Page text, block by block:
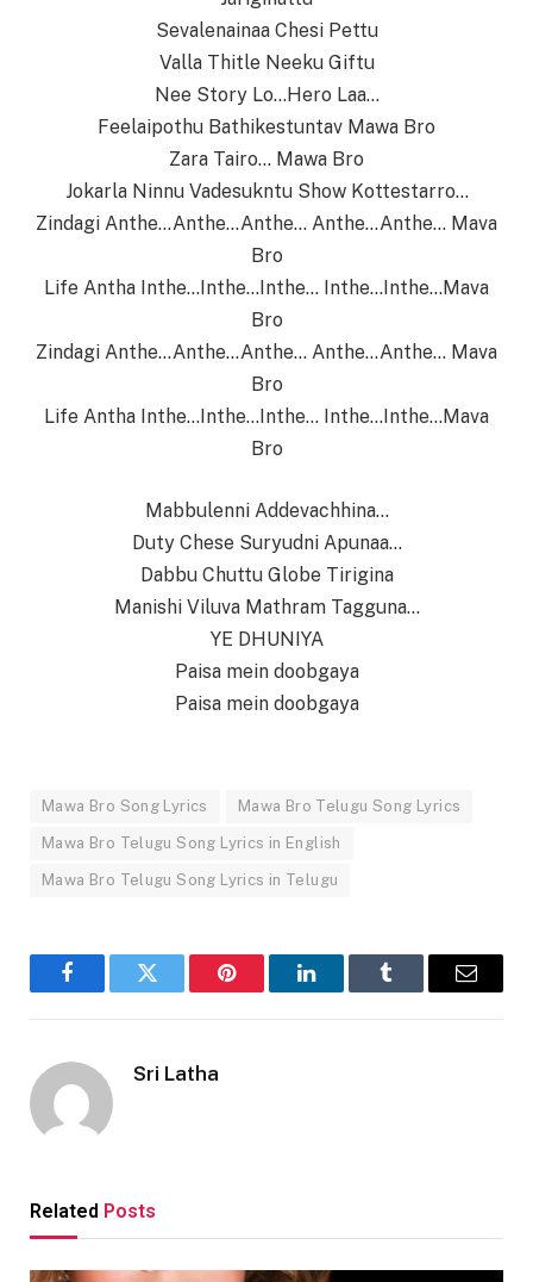
Sevalenainaa Chesi Pettu
Valla Thitle Neeku Giftu
Nee Story Lo…Hero Laa…
Feelaipothu Bathikestuntav Mawa Bro
Zara Tairo… Mawa Bro
Jokarla Ninnu Vadesukntu Show Kottestarro…
Zindagi Anthe…Anthe…Anthe… Anthe…Anthe… Mava
Bro
Life Antha Inthe…Inthe…Inthe… Inthe…Inthe…Mava
Bro
Zindagi Anthe…Anthe…Anthe… Anthe…Anthe… Mava
Bro
Life Antha Inthe…Inthe…Inthe… Inthe…Inthe…Mava
Bro
Mabbulenni Addevachhina…
Duty Chese Suryudni Apunaa…
Dabbu Chuttu Globe Tirigina
Manishi Viluva Mathram Tagguna…
YE DHUNIYA
Paisa mein doobgaya
Paisa mein doobgaya
Mawa Bro Song Lyrics Mawa Bro Telugu Song Lyrics
Mawa Bro Telugu Song Lyrics in English
Mawa Bro Telugu Song Lyrics in Telugu
FacebookTwitter Pinterest LinkedInTumblr Email
Sri Latha
Related Posts